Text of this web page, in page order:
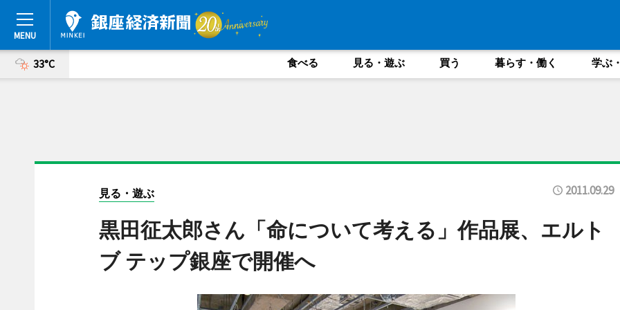
33°C 食べる 見る・遊ぶ 買う 暮らす・働く 学ぶ
見る・遊ぶ 2011.09.29
黒田征太郎さん「命について考える」作品展、エルト
ブ テップ銀座で開催へ